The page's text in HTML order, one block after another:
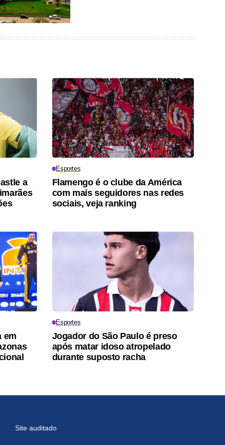
a
Esportes
Flamengo é o clube da América
com mais seguidores nas redes
sociais, veja ranking
em
Esportes
Jogador do São Paulo é preso
após matar idoso atropelado
durante suposto racha
Site auditado